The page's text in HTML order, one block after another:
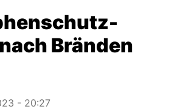
Bränden
- 20:27